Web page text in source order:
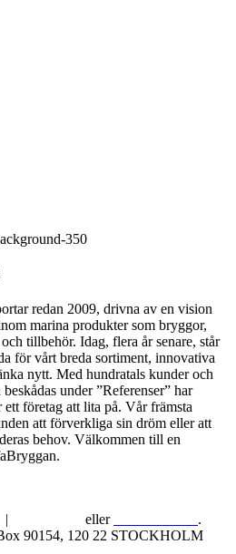
redan 2009, drivna av en vision
marina produkter som bryggor,
tillbehör. Idag, flera år senare, står
för vårt breda sortiment, innovativa
nytt. Med hundratals kunder och
under ”Referenser” har
företag att lita på. Vår främsta
att förverkliga sin dröm eller att
behov. Välkommen till en
eller
.
90154, 120 22 STOCKHOLM